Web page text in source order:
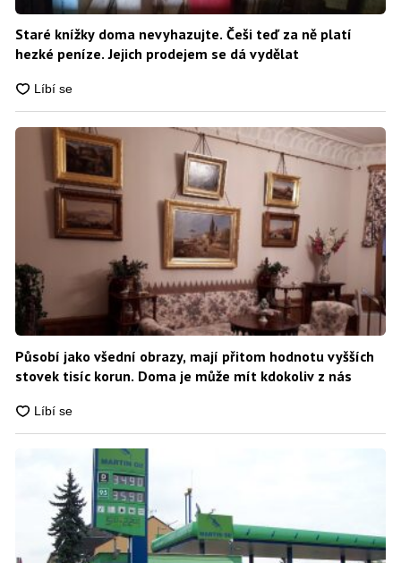
Staré knížky doma nevyhazujte. Češi teď za ně platí
hezké peníze. Jejich prodejem se dá vydělat
Působí jako všední obrazy, mají přitom hodnotu vyšších
stovek tisíc korun. Doma je může mít kdokoliv z nás